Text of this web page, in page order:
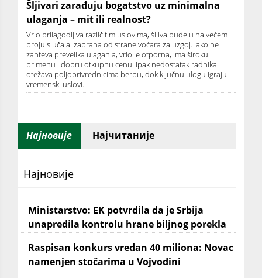
Šljivari zarađuju bogatstvo uz minimalna
ulaganja – mit ili realnost?
Vrlo prilagodljiva različitim uslovima, šljiva bude u najvećem
broju slučaja izabrana od strane voćara za uzgoj. Iako ne
zahteva prevelika ulaganja, vrlo je otporna, ima široku
primenu i dobru otkupnu cenu. Ipak nedostatak radnika
otežava poljoprivrednicima berbu, dok ključnu ulogu igraju
vremenski uslovi.
Најновије Најчитаније
Најновије
Ministarstvo: EK potvrdila da je Srbija
unapredila kontrolu hrane biljnog porekla
Raspisan konkurs vredan 40 miliona: Novac
namenjen stočarima u Vojvodini